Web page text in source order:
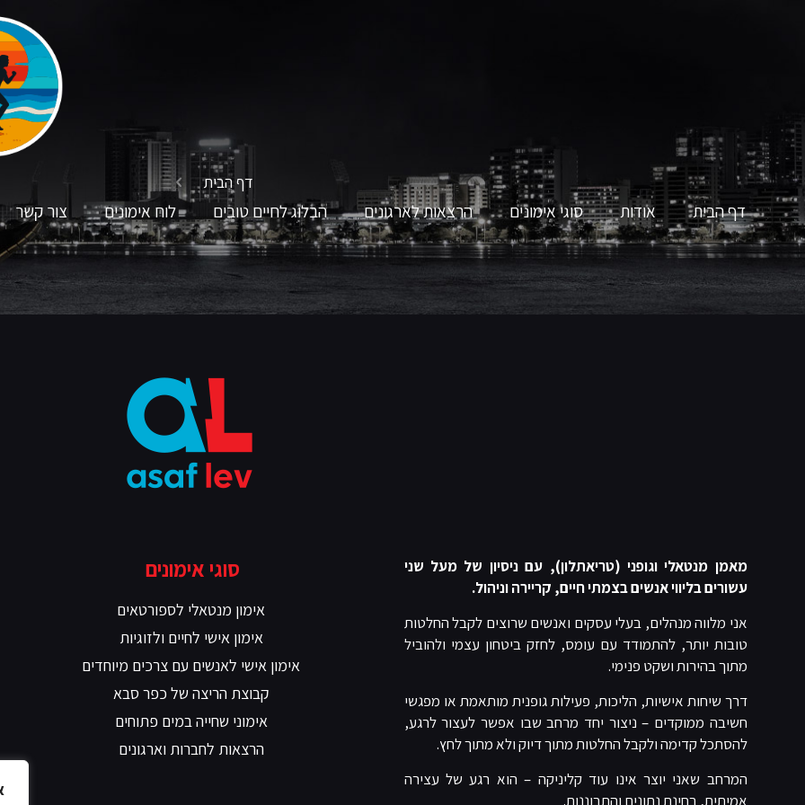
דף הבית אודות סוגי אימונים הרצאות לארגונים הבלוג לחיים טובים לוח אימונים צור קשר
דף הבית
מאמן מנטאלי וגופני (טריאתלון), עם ניסיון של מעל שני
עשורים בליווי אנשים בצמתי חיים, קריירה וניהול.
אני מלווה מנהלים, בעלי עסקים ואנשים שרוצים לקבל החלטות
טובות יותר, להתמודד עם עומס, לחזק ביטחון עצמי ולהוביל
מתוך בהירות ושקט פנימי.
דרך שיחות אישיות, הליכות, פעילות גופנית מותאמת או מפגשי
חשיבה ממוקדים – ניצור יחד מרחב שבו אפשר לעצור לרגע,
להסתכל קדימה ולקבל החלטות מתוך דיוק ולא מתוך לחץ.
המרחב שאני יוצר אינו עוד קליניקה – הוא רגע של עצירה
אמיתית, בחינת נתונים והתבוננות.
סוגי אימונים
אימון מנטאלי לספורטאים
אימון אישי לחיים ולזוגיות
אימון אישי לאנשים עם צרכים מיוחדים
קבוצת הריצה של כפר סבא
אימוני שחייה במים פתוחים
הרצאות לחברות וארגונים